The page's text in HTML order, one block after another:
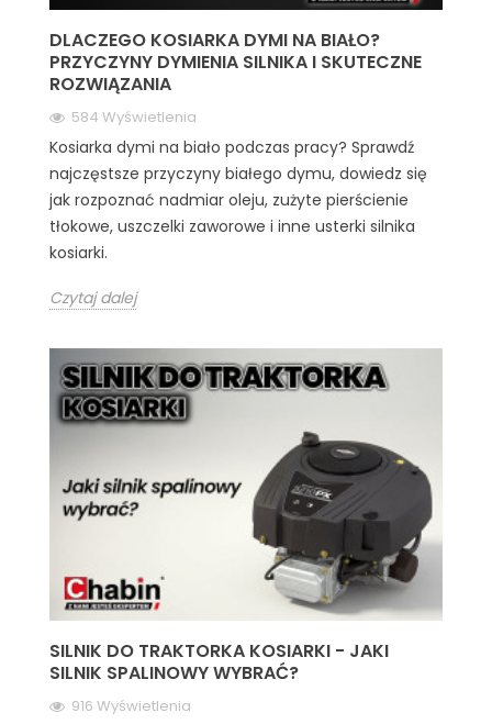
DLACZEGO KOSIARKA DYMI NA BIAŁO?
PRZYCZYNY DYMIENIA SILNIKA I SKUTECZNE
ROZWIĄZANIA
584 Wyświetlenia
Kosiarka dymi na biało podczas pracy? Sprawdź
najczęstsze przyczyny białego dymu, dowiedz się
jak rozpoznać nadmiar oleju, zużyte pierścienie
tłokowe, uszczelki zaworowe i inne usterki silnika
kosiarki.
Czytaj dalej
SILNIK DO TRAKTORKA KOSIARKI - JAKI
SILNIK SPALINOWY WYBRAĆ?
916 Wyświetlenia